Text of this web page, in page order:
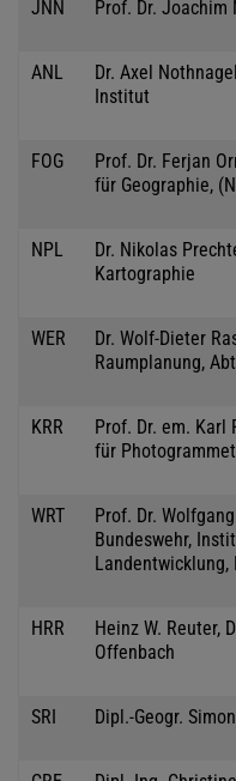
JNN Prof. Dr. Joachim
ANL
Dr. Axel
Institut
FOG
Prof. Dr. Ferjan
für Geographie,
NPL
Dr. Nikolas
Kartographie
WER
Dr. Wolf-Dieter
Raumplanung,
KRR
Prof. Dr. em. Karl
für
WRT
Prof. Dr.
Bundeswehr,
Landentwicklung,
HRR
Heinz W. Reuter,
Offenbach
SRI Dipl.-Geogr.